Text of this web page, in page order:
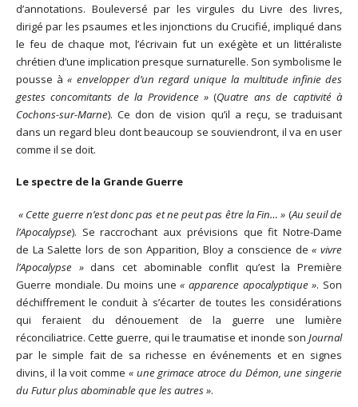
d’annotations. Bouleversé par les virgules du Livre des livres,
dirigé par les psaumes et les injonctions du Crucifié, impliqué dans
le feu de chaque mot, l’écrivain fut un exégète et un littéraliste
chrétien d’une implication presque surnaturelle. Son symbolisme le
pousse à« envelopper d’un regard unique la multitude infinie des
gestes concomitants de la Providence » (Quatre ans de captivité à
Cochons-sur-Marne). Ce don de vision qu’il a reçu, se traduisant
dans un regard bleu dont beaucoup se souviendront, il va en user
comme il se doit.
Le spectre de la Grande Guerre
« Cette guerre n’est donc pas et ne peut pas être la Fin… » (Au seuil de
l’Apocalypse). Se raccrochant aux prévisions que fit Notre-Dame
de La Salette lors de son Apparition, Bloy a conscience de« vivre
l’Apocalypse »dans cet abominable conflit qu’est la Première
Guerre mondiale. Du moins une« apparence apocalyptique ». Son
déchiffrement le conduit à s’écarter de toutes les considérations
qui feraient du dénouement de la guerre une lumière
réconciliatrice. Cette guerre, qui le traumatise et inonde son Journal
par le simple fait de sa richesse en événements et en signes
divins, il la voit comme « une grimace atroce du Démon, une singerie
du Futur plus abominable que les autres ».